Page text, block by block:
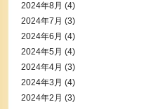
2024年8月 (4)
2024年7月 (3)
2024年6月 (4)
2024年5月 (4)
2024年4月 (3)
2024年3月 (4)
2024年2月 (3)